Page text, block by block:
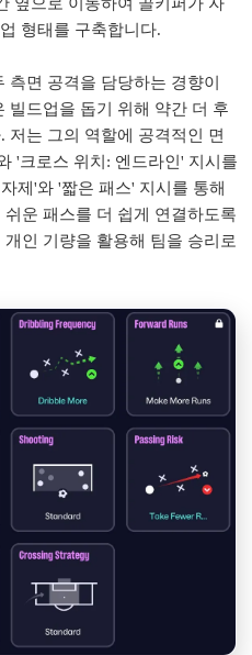
형태를 구축합니다.
측면 공격을 담당하는 경향이
빌드업을 돕기 위해 약간 더 후
저는 그의 역할에 공격적인 면
'크로스 위치: 엔드라인' 지시를
제'와 '짧은 패스' 지시를 통해
운 패스를 더 쉽게 연결하도록
인 기량을 활용해 팀을 승리로